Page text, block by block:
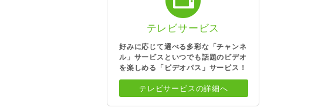
テレビサービス
好みに応じて選べる多彩な「チャンネ
ル」サービスといつでも話題のビデオ
を楽しめる「ビデオパス」サービス！
テレビサービスの詳細へ